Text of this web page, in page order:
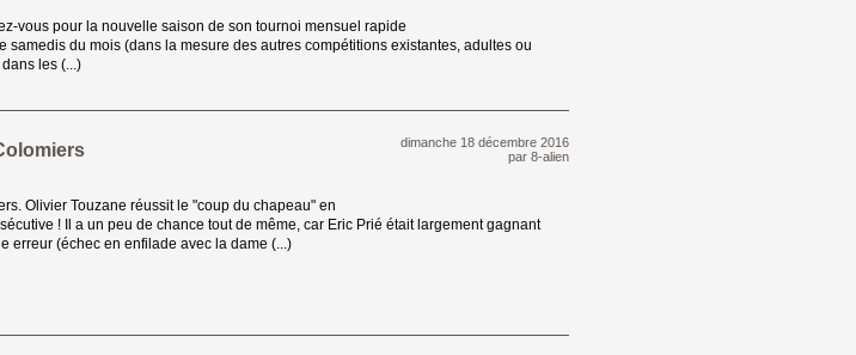
vous pour la nouvelle saison de son tournoi mensuel rapide
samedis du mois (dans la mesure des autres compétitions existantes, adultes ou
les (...)
dimanche 18 décembre 2016
par 8-alien
Olivier Touzane réussit le "coup du chapeau" en
! Il a un peu de chance tout de même, car Eric Prié était largement gagnant
erreur (échec en enfilade avec la dame (...)